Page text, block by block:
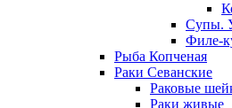
Супы.
Филе-
Рыба Копченая
Раки Севанские
Раковые
Раки живые